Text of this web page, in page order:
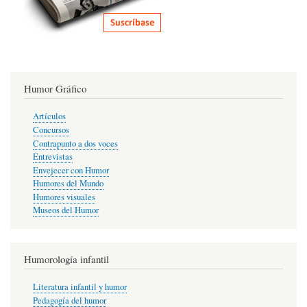
Humor Gráfico
Artículos
Concursos
Contrapunto a dos voces
Entrevistas
Envejecer con Humor
Humores del Mundo
Humores visuales
Museos del Humor
Humorología infantil
Literatura infantil y humor
Pedagogía del humor